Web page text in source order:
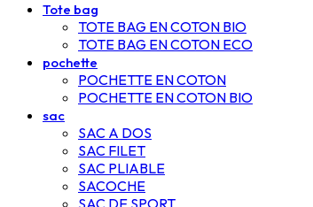
Tote bag
TOTE BAG EN COTON BIO
TOTE BAG EN COTON ECO
pochette
POCHETTE EN COTON
POCHETTE EN COTON BIO
sac
SAC A DOS
SAC FILET
SAC PLIABLE
SACOCHE
SAC DE SPORT